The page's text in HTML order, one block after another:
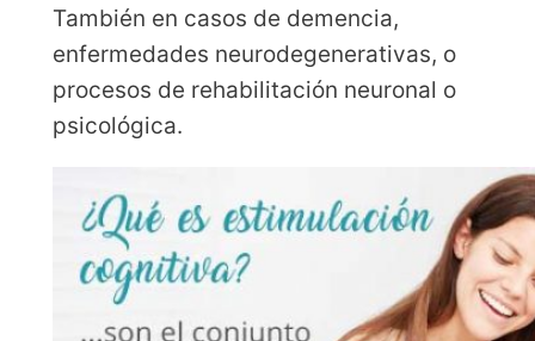
También en casos de demencia,
enfermedades neurodegenerativas, o
procesos de rehabilitación neuronal o
psicológica.